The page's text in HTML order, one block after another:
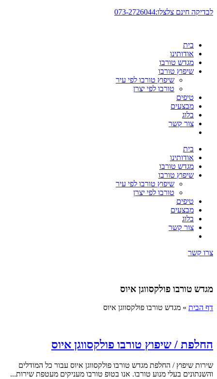
דלג
לבדיקה חינם צלצלו:073-2726044
בית
אודותינו
מגדש טורבו
שיפוץ טורבו
שיפוץ טורבו לפי עיר
טורבו לפי יצרן
טיפים
מבצעים
בלוג
צור קשר
בית
אודותינו
מגדש טורבו
שיפוץ טורבו
שיפוץ טורבו לפי עיר
טורבו לפי יצרן
טיפים
מבצעים
בלוג
צור קשר
צרו קשר
מגדש טורבו פולקסווגן איוס
דף הבית » מגדש טורבו פולקסווגן איוס
החלפת / שיפוץ טורבו פולקסווגן איוס
שירות שיפוץ / החלפת מגדש טורבו פולקסווגן איוס עבור כל המודלים
והשנתונים בעלי מנוע טורבו. אנו בטופ טורבו מעניקים מעטפת שירות...